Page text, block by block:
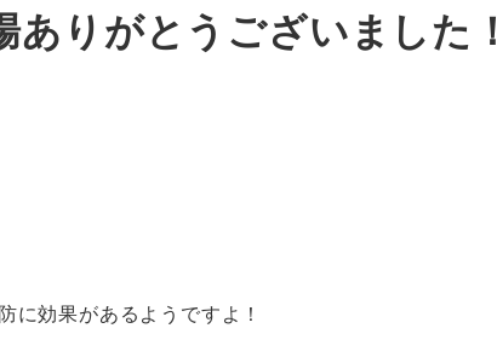
りがとうございました！
に効果があるようですよ！